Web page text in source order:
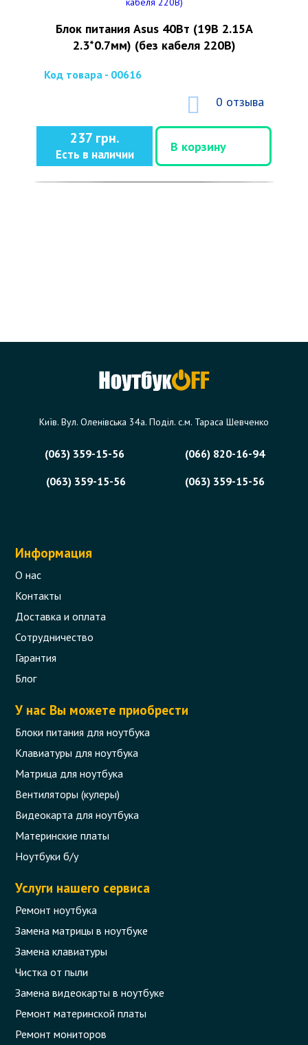
Блок питания Asus 40Вт (19В 2.15А
2.3*0.7мм) (без кабеля 220В)
Код товара - 00616
0 отзыва
237 грн.
Есть в наличии
В корзину
Київ. Вул. Оленівська 34а. Поділ. с.м. Тараса Шевченко
(063) 359-15-56
(066) 820-16-94
(063) 359-15-56
(063) 359-15-56
Информация
О нас
Контакты
Доставка и оплата
Сотрудничество
Гарантия
Блог
У нас Вы можете приобрести
Блоки питания для ноутбука
Клавиатуры для ноутбука
Матрица для ноутбука
Вентиляторы (кулеры)
Видеокарта для ноутбука
Материнские платы
Ноутбуки б/у
Услуги нашего сервиса
Ремонт ноутбука
Замена матрицы в ноутбуке
Замена клавиатуры
Чистка от пыли
Замена видеокарты в ноутбуке
Ремонт материнской платы
Ремонт мониторов